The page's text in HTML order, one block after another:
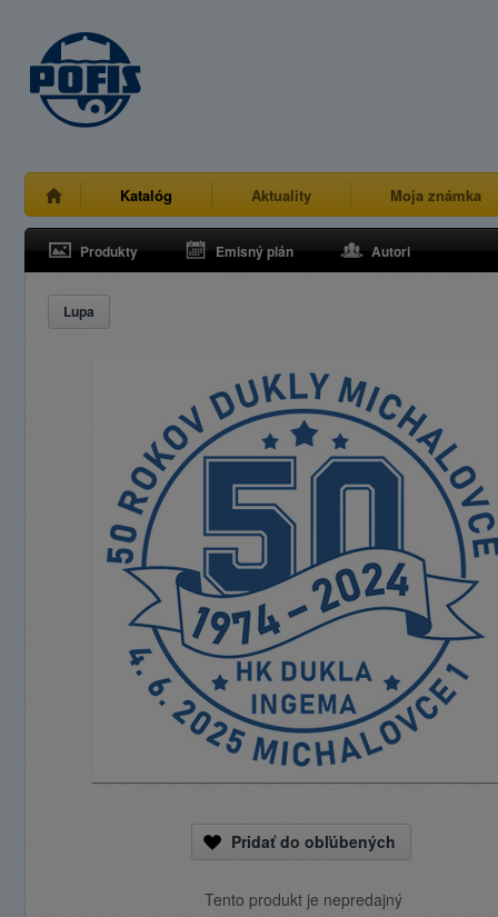
Katalóg Aktuality Moja známka
Produkty Emisný plán Autori
Lupa
Pridať do obľúbených
Tento produkt je nepredajný